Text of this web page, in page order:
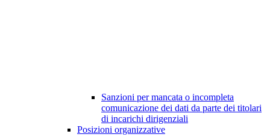
Sanzioni per mancata o incompleta
comunicazione dei dati da parte dei titolari
di incarichi dirigenziali
Posizioni organizzative